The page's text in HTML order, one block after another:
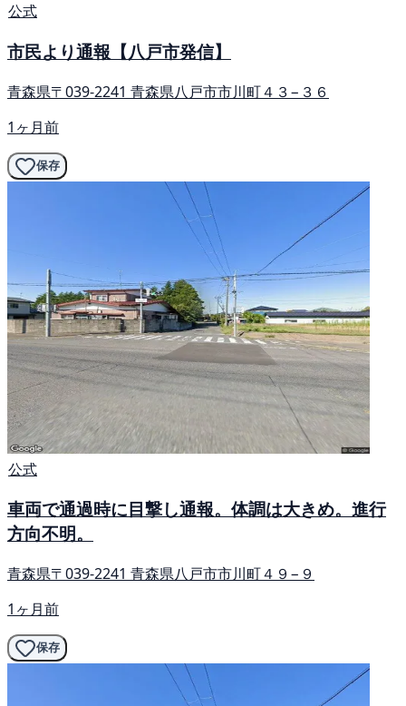
公式
市民より通報【八戸市発信】
青森県〒039-2241 青森県八戸市市川町４３−３６
1ヶ月前
保存
公式
車両で通過時に目撃し通報。体調は大きめ。進行
方向不明。
青森県〒039-2241 青森県八戸市市川町４９−９
1ヶ月前
保存